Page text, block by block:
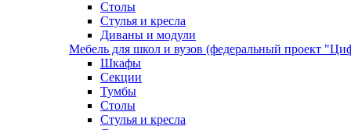
Столы
Стулья и кресла
Диваны и модули
Мебель для школ и вузов (федеральный проект
Шкафы
Секции
Тумбы
Столы
Стулья и кресла